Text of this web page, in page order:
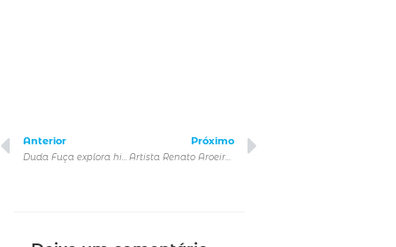
Anterior Próximo
Artista Renato Aroeira inaugura obra sobre personagens que resistiram contra a ditadura e por verdade para Vladimir Herzgog